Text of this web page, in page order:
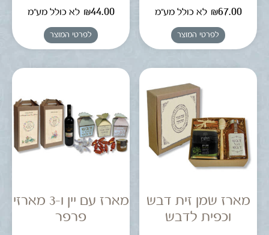
₪67.00 לא כולל מע"מ
לפרטי המוצר
₪44.00 לא כולל מע"מ
לפרטי המוצר
מארז שמן זית דבש
וכפית לדבש
מארז עם יין ו-3 מארזי
פרפר